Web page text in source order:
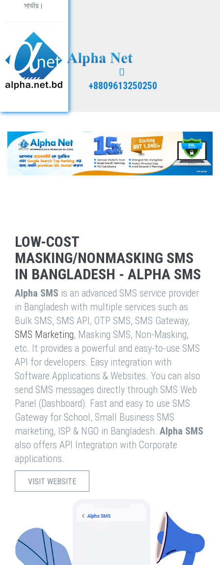
সার্ভার।
+8809613250250
LOW-COST
MASKING/NONMASKING SMS
IN BANGLADESH - ALPHA SMS
Alpha SMS is an advanced SMS service provider
in Bangladesh with multiple services such as
Bulk SMS, SMS API, OTP SMS, SMS Gateway,
SMS Marketing, Masking SMS, Non-Masking,
etc. It provides a powerful and easy-to-use SMS
API for developers. Easy integration with
Software Applications & Websites. You can also
send SMS messages directly through SMS Web
Panel (Dashboard). Fast and easy to use SMS
Gateway for School, Small Business SMS
marketing, ISP & NGO in Bangladesh. Alpha SMS
also offers API Integration with Corporate
applications.
VISIT WEBSITE